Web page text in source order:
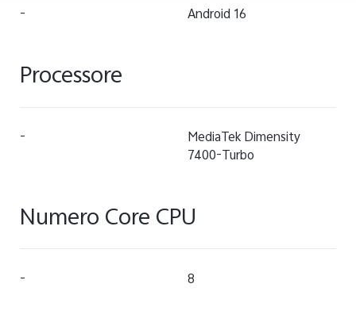
- Android 16
Processore
-
MediaTek Dimensity
7400-Turbo
Numero Core CPU
- 8